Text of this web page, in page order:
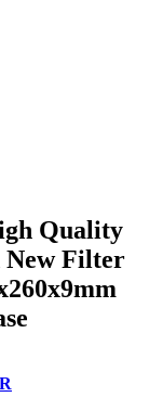
Quality
New Filter